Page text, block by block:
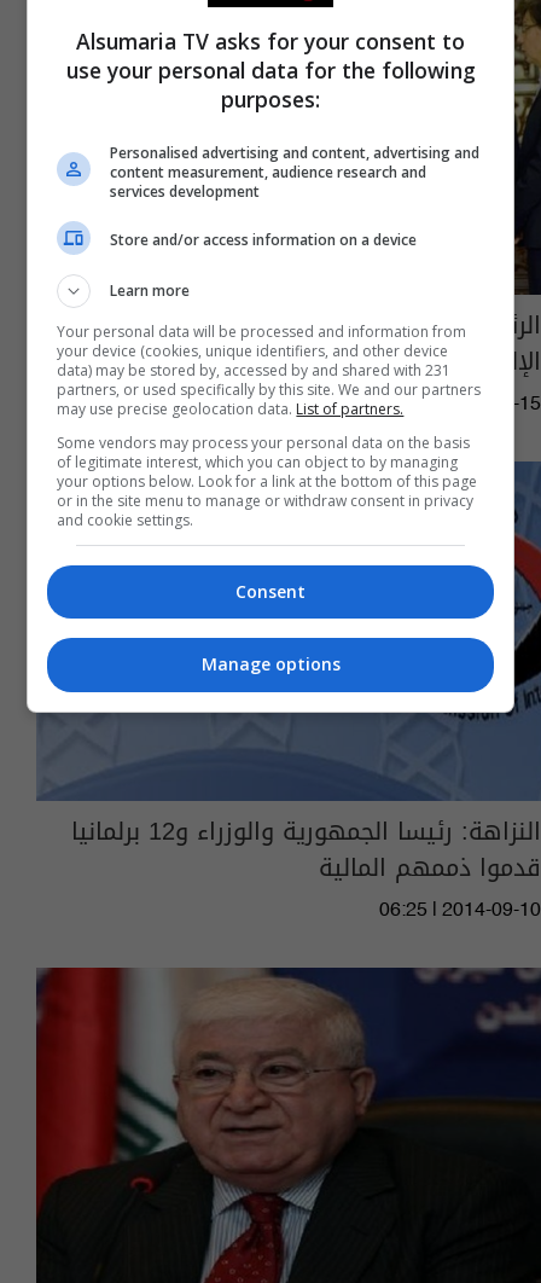
الرئيس الفرنسي يلتقي معصوم في قصر
الإليزيه بباريس
02:29 | 2014-09-15
النزاهة: رئيسا الجمهورية والوزراء و12 برلمانيا
قدموا ذممهم المالية
06:25 | 2014-09-10
Alsumaria TV asks for your consent to
use your personal data for the following
purposes:
Personalised advertising and content, advertising and
content measurement, audience research and
services development
Store and/or access information on a device
Learn more
Your personal data will be processed and information from
your device (cookies, unique identifiers, and other device
data) may be stored by, accessed by and shared with 231
partners, or used specifically by this site. We and our partners
may use precise geolocation data. List of partners.
Some vendors may process your personal data on the basis
of legitimate interest, which you can object to by managing
your options below. Look for a link at the bottom of this page
or in the site menu to manage or withdraw consent in privacy
and cookie settings.
Consent
Manage options